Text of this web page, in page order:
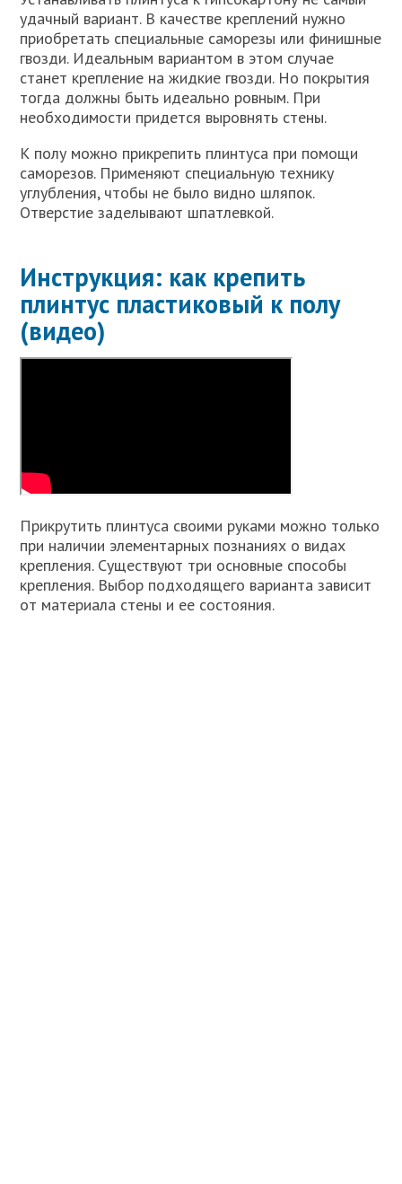
удачный вариант. В качестве креплений нужно
приобретать специальные саморезы или финишные
гвозди. Идеальным вариантом в этом случае
станет крепление на жидкие гвозди. Но покрытия
тогда должны быть идеально ровным. При
необходимости придется выровнять стены.
К полу можно прикрепить плинтуса при помощи
саморезов. Применяют специальную технику
углубления, чтобы не было видно шляпок.
Отверстие заделывают шпатлевкой.
Инструкция: как крепить
плинтус пластиковый к полу
(видео)
Прикрутить плинтуса своими руками можно только
при наличии элементарных познаниях о видах
крепления. Существуют три основные способы
крепления. Выбор подходящего варианта зависит
от материала стены и ее состояния.